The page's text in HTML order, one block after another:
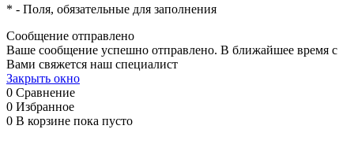
* - Поля, обязательные для заполнения
Сообщение отправлено
Ваше сообщение успешно отправлено. В ближайшее время с
Вами свяжется наш специалист
Закрыть окно
0 Сравнение
0 Избранное
0 В корзине пока пусто